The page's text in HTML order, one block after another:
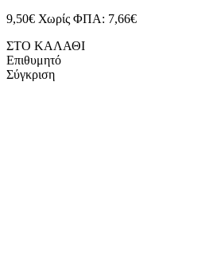
9,50€ Χωρίς ΦΠΑ: 7,66€
ΣΤΟ ΚΑΛΑΘΙ
Επιθυμητό
Σύγκριση